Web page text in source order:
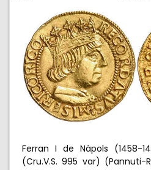
Ferran I de Nàpols (1458-
(Cru.V.S. 995 var) (Pannuti-